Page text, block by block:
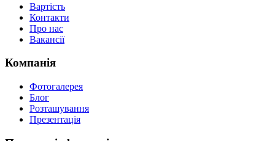
Вартість
Контакти
Про нас
Вакансії
Компанія
Фотогалерея
Блог
Розташування
Презентація